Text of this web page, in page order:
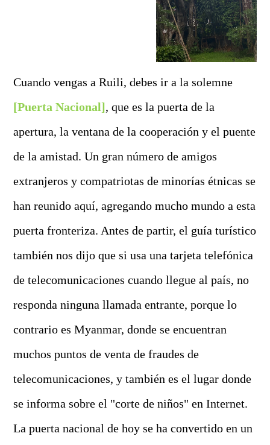
Cuando vengas a Ruili, debes ir a la solemne
[Puerta Nacional], que es la puerta de la
apertura, la ventana de la cooperación y el puente
de la amistad. Un gran número de amigos
extranjeros y compatriotas de minorías étnicas se
han reunido aquí, agregando mucho mundo a esta
puerta fronteriza. Antes de partir, el guía turístico
también nos dijo que si usa una tarjeta telefónica
de telecomunicaciones cuando llegue al país, no
responda ninguna llamada entrante, porque lo
contrario es Myanmar, donde se encuentran
muchos puntos de venta de fraudes de
telecomunicaciones, y también es el lugar donde
se informa sobre el "corte de niños" en Internet.
La puerta nacional de hoy se ha convertido en un